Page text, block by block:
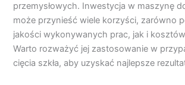
przemysłowych. Inwestycja w maszynę
może przynieść wiele korzyści, zarówno
jakości wykonywanych prac, jak i
Warto rozważyć jej zastosowanie w
cięcia szkła, aby uzyskać najlepsze